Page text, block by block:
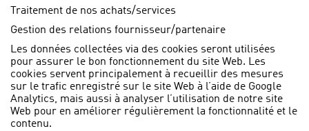
Traitement de nos achats/services
Gestion des relations fournisseur/partenaire
Les données collectées via des cookies seront utilisées
pour assurer le bon fonctionnement du site Web. Les
cookies servent principalement à recueillir des mesures
sur le trafic enregistré sur le site Web à l’aide de Google
Analytics, mais aussi à analyser l’utilisation de notre site
Web pour en améliorer régulièrement la fonctionnalité et le
contenu.